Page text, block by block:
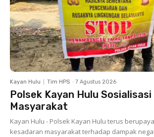
Kayan Hulu Tim HPS - 7 Agustus 2026
Polsek Kayan Hulu Sosialisasi
Masyarakat
Kayan Hulu - Polsek Kayan Hulu terus
kesadaran masyarakat terhadap dampak